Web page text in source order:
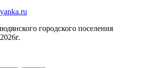
городского поселения